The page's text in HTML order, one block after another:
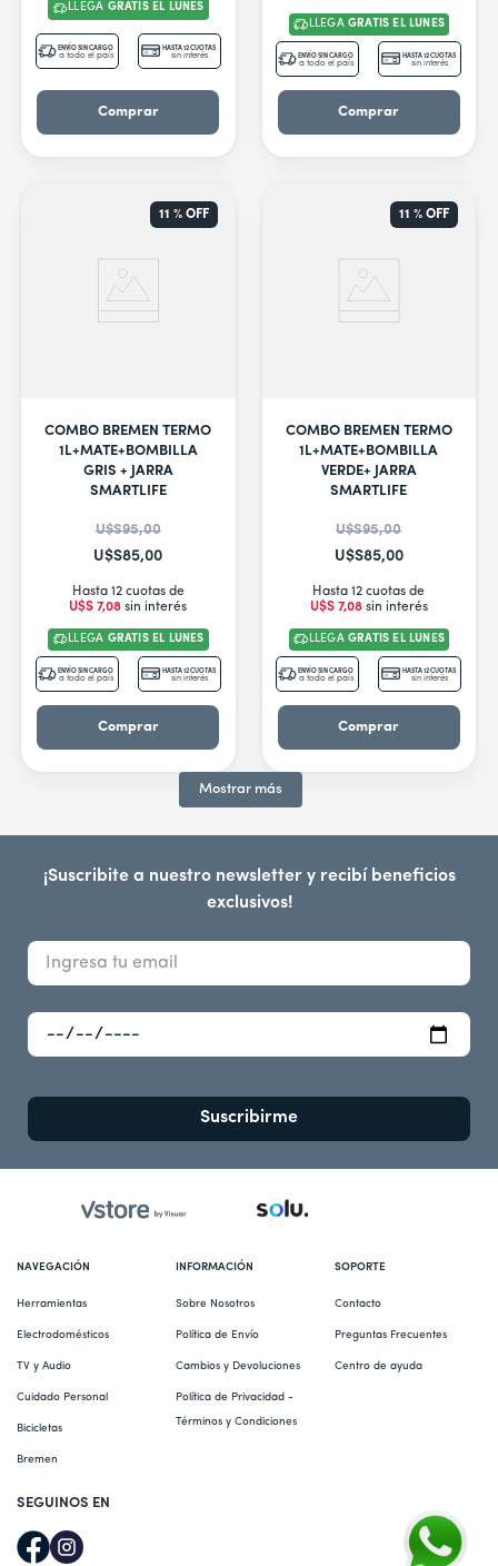
LLEGA GRATIS EL LUNES
ENVÍO SIN CARGO
a todo el país
HASTA 12 CUOTAS
sin interés
Comprar
LLEGA GRATIS EL LUNES
ENVÍO SIN CARGO
a todo el país
HASTA 12 CUOTAS
sin interés
Comprar
COMBO BREMEN TERMO
1L+MATE+BOMBILLA
GRIS + JARRA
SMARTLIFE
U$S95,00
U$S85,00
Hasta 12 cuotas de
U$S 7,08 sin interés
11 %OFF
LLEGA GRATIS EL LUNES
ENVÍO SIN CARGO
a todo el país
HASTA 12 CUOTAS
sin interés
Comprar
COMBO BREMEN TERMO
1L+MATE+BOMBILLA
VERDE+ JARRA
SMARTLIFE
U$S95,00
U$S85,00
Hasta 12 cuotas de
U$S 7,08sin interés
11 % OFF
LLEGA GRATIS EL LUNES
ENVÍO SIN CARGO
a todo el país
HASTA 12 CUOTAS
sin interés
Comprar
Mostrar más
¡Suscribite a nuestro newsletter y recibí beneficios
exclusivos!
Suscribirme
NAVEGACIÓN
Herramientas
Electrodomésticos
TV y Audio
Cuidado Personal
Bicicletas
Bremen
INFORMACIÓN
Sobre Nosotros
Política de Envío
Cambios y Devoluciones
Política de Privacidad -
Términos y Condiciones
SOPORTE
Contacto
Preguntas Frecuentes
Centro de ayuda
SEGUINOS EN